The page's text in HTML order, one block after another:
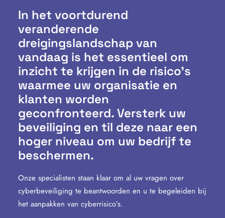
In het voortdurend
veranderende
dreigingslandschap van
vandaag is het essentieel om
inzicht te krijgen in de risico’s
waarmee uw organisatie en
klanten worden
geconfronteerd. Versterk uw
beveiliging en til deze naar een
hoger niveau om uw bedrijf te
beschermen.
Onze specialisten staan klaar om al uw vragen over
cyberbeveiliging te beantwoorden en u te begeleiden bij
het aanpakken van cyberrisico’s.